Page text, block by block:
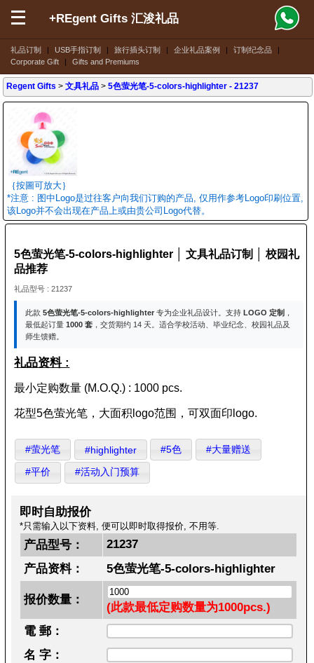
礼品订制 | USB手指订制 | 旅行插头订制 | 企业礼品案例 | 订制纪念品
|
Corporate Gift
| Gifts and Premiums
+REgent Gifts 汇浚礼品
Regent Gifts >文具礼品 >5色萤光笔-5-colors-highlighter - 21237
｛按圖可放大｝
*注意 : 图中Logo是过往客户向我们订购的产品, 仅用作参考Logo印刷位置,
该Logo并不会出现在产品上或由贵公司Logo代替。
5色萤光笔-5-colors-highlighter │ 文具礼品订制 │ 校园礼
品推荐
礼品型号 : 21237
此款 5色萤光笔-5-colors-highlighter专为企业礼品设计。支持 LOGO 定制 ，
最低起订量 1000 套，交货期约 14 天。适合学校活动、毕业纪念、校园礼品及
师生馈赠。
礼品资料 :
最小定购数量 (M.O.Q.) : 1000 pcs.
花型5色萤光笔，大面积logo范围，可双面印logo.
#萤光笔 #highlighter #5色 #大量赠送
#平价 #活动入门预算
即时自助报价
*只需输入以下资料, 便可以即时取得报价, 不用等.
产品型号：
21237
产品资料：
5色萤光笔-5-colors-highlighter
报价数量：
(此款最低定购数量为1000pcs.)
電 郵：
名 字：